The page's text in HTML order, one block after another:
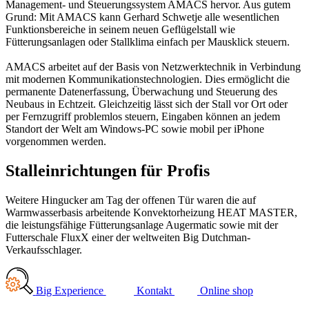
Management- und Steuerungssystem AMACS hervor. Aus gutem
Grund: Mit AMACS kann Gerhard Schwetje alle wesentlichen
Funktionsbereiche in seinem neuen Geflügelstall wie
Fütterungsanlagen oder Stallklima einfach per Mausklick steuern.
AMACS arbeitet auf der Basis von Netzwerktechnik in Verbindung
mit modernen Kommunikationstechnologien. Dies ermöglicht die
permanente Datenerfassung, Überwachung und Steuerung des
Neubaus in Echtzeit. Gleichzeitig lässt sich der Stall vor Ort oder
per Fernzugriff problemlos steuern, Eingaben können an jedem
Standort der Welt am Windows-PC sowie mobil per iPhone
vorgenommen werden.
Stalleinrichtungen für Profis
Weitere Hingucker am Tag der offenen Tür waren die auf
Warmwasserbasis arbeitende Konvektorheizung HEAT MASTER,
die leistungsfähige Fütterungsanlage Augermatic sowie mit der
Futterschale FluxX einer der weltweiten Big Dutchman-
Verkaufsschlager.
Big Experience Kontakt Online shop